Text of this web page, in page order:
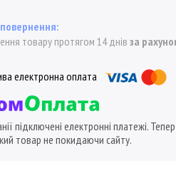
товару протягом 14 днів за
підключені електронні платежі.
товар не покидаючи сайту.